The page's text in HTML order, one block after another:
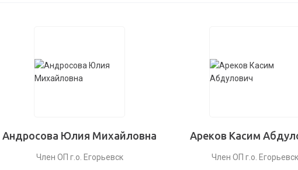
Андросова Юлия Михайловна
Член ОП г.о. Егорьевск
Ареков Касим
Член ОП г.о. Егорьевск